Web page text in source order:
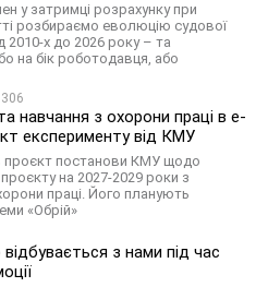
у затримці розрахунку при
розбираємо еволюцію судової
2010-х до 2026 року – та
на бік роботодавця, або
навчання з охорони праці в е-
експерименту від КМУ
постанови КМУ щодо
на 2027-2029 роки з
праці. Його планують
«Обрій»
з нами під час